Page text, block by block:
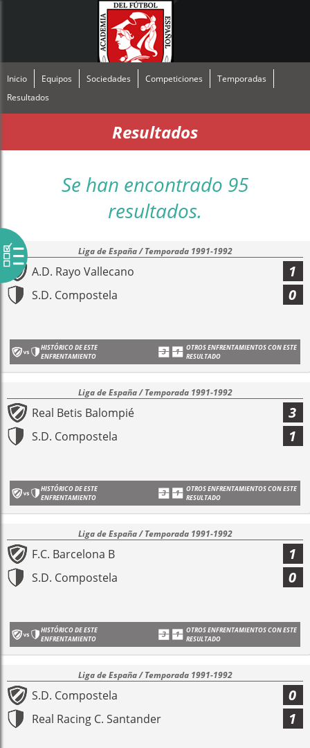
Inicio Equipos Sociedades Competiciones
Temporadas
Resultados
Resultados
Se han encontrado 95
resultados.
Liga de España / Temporada 1991-1992
A.D. Rayo Vallecano 1
S.D. Compostela 0
HISTÓRICO DE ESTE
ENFRENTAMIENTO
OTROS ENFRENTAMIENTOS CON ESTE
RESULTADO
Liga de España / Temporada 1991-1992
Real Betis Balompié 3
S.D. Compostela 1
HISTÓRICO DE ESTE
ENFRENTAMIENTO
OTROS ENFRENTAMIENTOS CON ESTE
RESULTADO
Liga de España / Temporada 1991-1992
F.C. Barcelona B 1
S.D. Compostela 0
HISTÓRICO DE ESTE
ENFRENTAMIENTO
OTROS ENFRENTAMIENTOS CON ESTE
RESULTADO
Liga de España / Temporada 1991-1992
S.D. Compostela 0
Real Racing C. Santander 1